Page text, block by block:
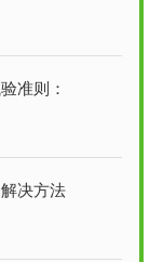
准则：
决方法